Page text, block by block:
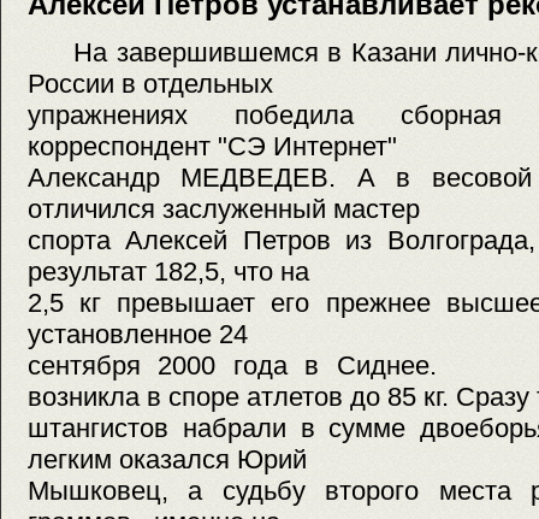
На завершившемся в Казани лично-
России в отдельных
упражнениях победила
корреспондент "СЭ Интернет"
Александр МЕДВЕДЕВ. А в весовой
отличился заслуженный мастер
спорта Алексей Петров из
результат 182,5, что на
2,5 кг превышает его прежнее
установленное 24
сентября 2000 года в Сиднее.
возникла в споре атлетов до 85 кг. Сразу
штангистов набрали в сумме
легким оказался Юрий
Мышковец, а судьбу второго места